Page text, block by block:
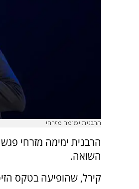
הרבנית ימימה מזרחי
הרבנית ימימה מזרחי
השואה.
קירל, שהופיעה בטקס